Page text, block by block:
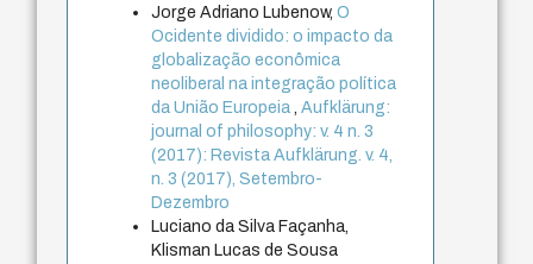
Jorge Adriano Lubenow,O
Ocidente dividido: o impacto da
globalização econômica
neoliberal na integração política
da União Europeia,Aufklärung:
journal of philosophy: v. 4 n. 3
(2017): Revista Aufklärung. v. 4,
n. 3 (2017), Setembro-
Dezembro
Luciano da Silva Façanha,
Klisman Lucas de Sousa